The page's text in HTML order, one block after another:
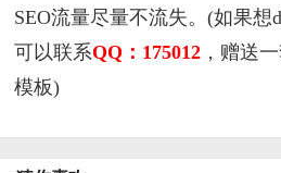
SEO流量尽量不流失。(如果想
可以联系QQ：175012 ，赠送
模板)